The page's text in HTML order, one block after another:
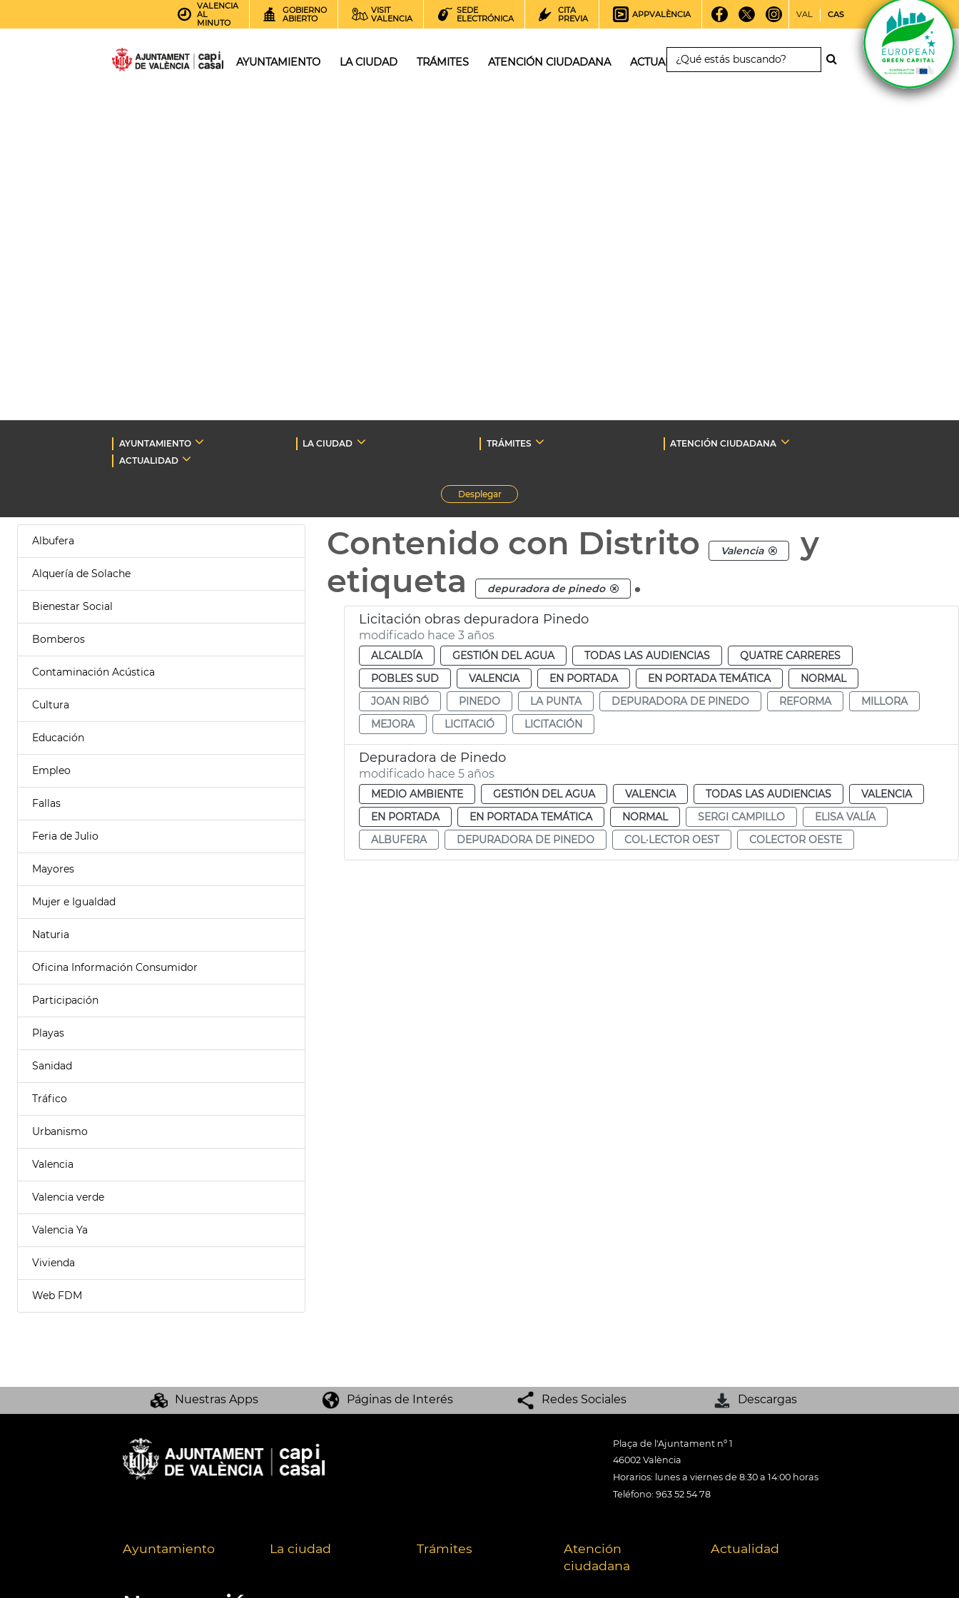
VALENCIA
AL
MINUTO
GOBIERNO
ABIERTO
VISIT
VALENCIA
SEDE
ELECTRÓNICA
CITA
PREVIA
APPVALÈNCIA VAL CAS
AYUNTAMIENTO LA CIUDAD TRÁMITES ATENCIÓN CIUDADANA ACTUALIDAD
AYUNTAMIENTO LA CIUDAD TRÁMITES
ATENCIÓN CIUDADANA
ACTUALIDAD
Desplegar
Albufera
Alquería de Solache
Bienestar Social
Bomberos
Contaminación Acústica
Cultura
Educación
Empleo
Fallas
Feria de Julio
Mayores
Mujer e Igualdad
Naturia
Oficina Información Consumidor
Participación
Playas
Sanidad
Tráfico
Urbanismo
Valencia
Valencia verde
Valencia Ya
Vivienda
Web FDM
Contenido con Distrito Valencia
y
etiqueta
depuradora de pinedo .
Licitación obras depuradora Pinedo
modificado hace 3 años
ALCALDÍA GESTIÓN DEL AGUA TODAS LAS AUDIENCIAS
QUATRE CARRERES
POBLES SUD
VALENCIA EN PORTADA EN PORTADA TEMÁTICA
NORMAL
JOAN RIBÓ
PINEDO LA PUNTA DEPURADORA DE PINEDO REFORMA
MILLORA
MEJORA
LICITACIÓ LICITACIÓN
Depuradora de Pinedo
modificado hace 5 años
MEDIO AMBIENTE GESTIÓN DEL AGUA VALENCIA TODAS LAS AUDIENCIAS
VALENCIA
EN PORTADA
EN PORTADA TEMÁTICA NORMAL SERGI CAMPILLO
ELISA VALÍA
ALBUFERA
DEPURADORA DE PINEDO COL·LECTOR OEST COLECTOR OESTE
Nuestras Apps Páginas de Interés Redes Sociales Descargas
Plaça de l'Ajuntament nº 1
46002 València
Horarios: lunes a viernes de 8:30 a 14:00 horas
Teléfono: 963 52 54 78
Ayuntamiento La ciudad Trámites
Atención
ciudadana
Actualidad